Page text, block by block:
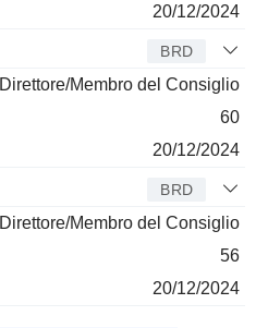
20/12/2024
BRD
Direttore/Membro del Consiglio
60
20/12/2024
BRD
Direttore/Membro del Consiglio
56
20/12/2024